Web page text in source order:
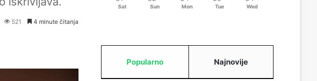
521 4 minute čitanja
Sat Sun Mon Tue Wed
Popularno Najnovije